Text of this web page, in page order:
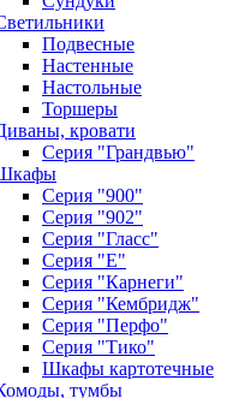
Подвесные
Настенные
Настольные
Торшеры
кровати
Серия "Грандвью"
Серия "900"
Серия "902"
Серия "Гласс"
Серия "Е"
Серия "Карнеги"
Серия "Кембридж"
Серия "Перфо"
Серия "Тико"
Шкафы картотечные
тумбы